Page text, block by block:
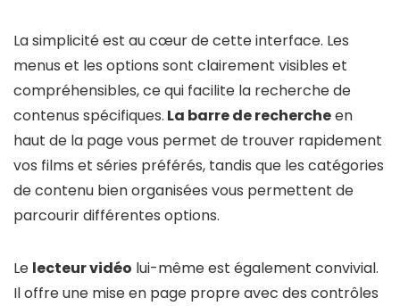
La simplicité est au cœur de cette interface. Les
menus et les options sont clairement visibles et
compréhensibles, ce qui facilite la recherche de
contenus spécifiques. La barre de rechercheen
haut de la page vous permet de trouver rapidement
vos films et séries préférés, tandis que les catégories
de contenu bien organisées vous permettent de
parcourir différentes options.
Le lecteur vidéo lui-même est également convivial.
Il offre une mise en page propre avec des contrôles